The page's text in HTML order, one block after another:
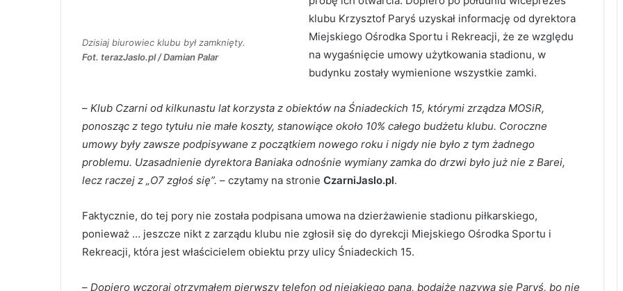
Dzisiaj biurowiec klubu był zamknięty.
Fot. terazJaslo.pl / Damian Palar
klubu Krzysztof Paryś uzyskał informację od dyrektora
Miejskiego Ośrodka Sportu i Rekreacji, że ze względu
na wygaśnięcie umowy użytkowania stadionu, w
budynku zostały wymienione wszystkie zamki.
– Klub Czarni od kilkunastu lat korzysta z obiektów na Śniadeckich 15, którymi zrządza MOSiR,
ponosząc z tego tytułu nie małe koszty, stanowiące około 10% całego budżetu klubu. Coroczne
umowy były zawsze podpisywane z początkiem nowego roku i nigdy nie było z tym żadnego
problemu. Uzasadnienie dyrektora Baniaka odnośnie wymiany zamka do drzwi było już nie z Barei,
lecz raczej z „O7 zgłoś się”. – czytamy na stronie CzarniJaslo.pl.
Faktycznie, do tej pory nie została podpisana umowa na dzierżawienie stadionu piłkarskiego,
ponieważ … jeszcze nikt z zarządu klubu nie zgłosił się do dyrekcji Miejskiego Ośrodka Sportu i
Rekreacji, która jest właścicielem obiektu przy ulicy Śniadeckich 15.
– Dopiero wczoraj otrzymałem pierwszy telefon od niejakiego pana, bodajże nazywa się Paryś, bo nie